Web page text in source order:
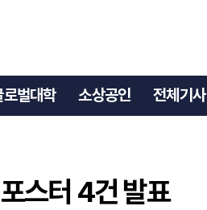
로벌대학 소상공인 전체기사
스터 4건 발표